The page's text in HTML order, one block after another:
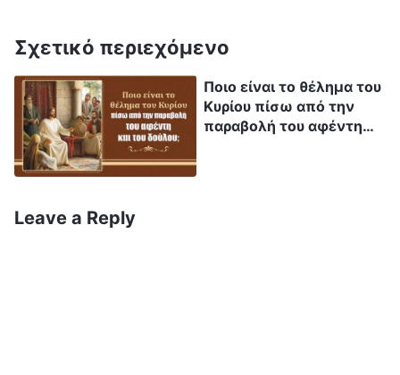
κόψουν μερικά στάχυα και να φάνε. Όλα αυτά
Ο Θεός μπορούσε να έχει μια νέα αρχή για
πολύ από το έργο που θέλει να εκτελέσει και
τα πράγματα που θέλει να πει. Όταν Αυτός
αποκτά ένα νέο ξεκίνημα, μήτε αναφέρει το
προηγούμενο έργο Του ξανά μήτε το
Σχετικό περιεχόμενο
Ποιο είναι το θέλημα του
Κυρίου πίσω από την
παραβολή του αφέντη
Leave a Reply